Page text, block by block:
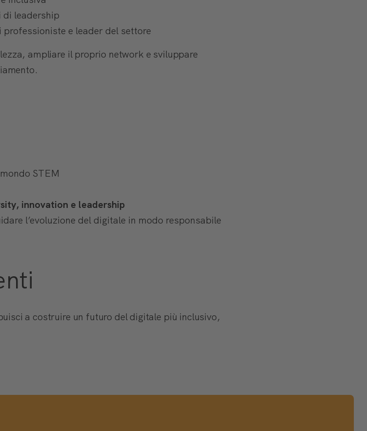
di leadership
e leader del settore
ampliare il proprio network e sviluppare
STEM
innovation e leadership
l’evoluzione del digitale in modo responsabile
a costruire un futuro del digitale più inclusivo,